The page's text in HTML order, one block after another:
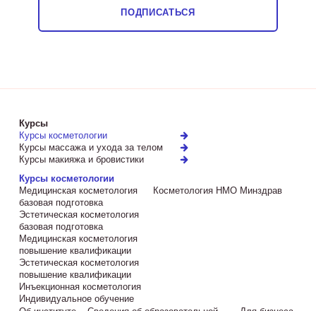
ПОДПИСАТЬСЯ
Курсы
Курсы косметологии
Курсы массажа и ухода за телом
Курсы макияжа и бровистики
Курсы косметологии
Медицинская косметология
базовая подготовка
Эстетическая косметология
базовая подготовка
Медицинская косметология
повышение квалификации
Эстетическая косметология
повышение квалификации
Инъекционная косметология
Индивидуальное обучение
Косметология НМО Минздрав